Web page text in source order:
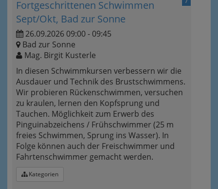
Fortgeschrittenen Schwimmen
Sept/Okt, Bad zur Sonne
26.09.2026 09:00 - 09:45
Bad zur Sonne
Mag. Birgit Kusterle
In diesen Schwimmkursen verbessern wir die
Ausdauer und Technik des Brustschwimmens.
Wir probieren Rückenschwimmen, versuchen
zu kraulen, lernen den Kopfsprung und
Tauchen. Möglichkeit zum Erwerb des
Pinguinabzeichens / Frühschwimmer (25 m
freies Schwimmen, Sprung ins Wasser). In
Folge können auch der Freischwimmer und
Fahrtenschwimmer gemacht werden.
Kategorien